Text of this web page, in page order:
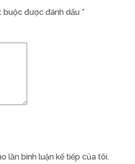
buộc được đánh dấu *
lần bình luận kế tiếp của tôi.